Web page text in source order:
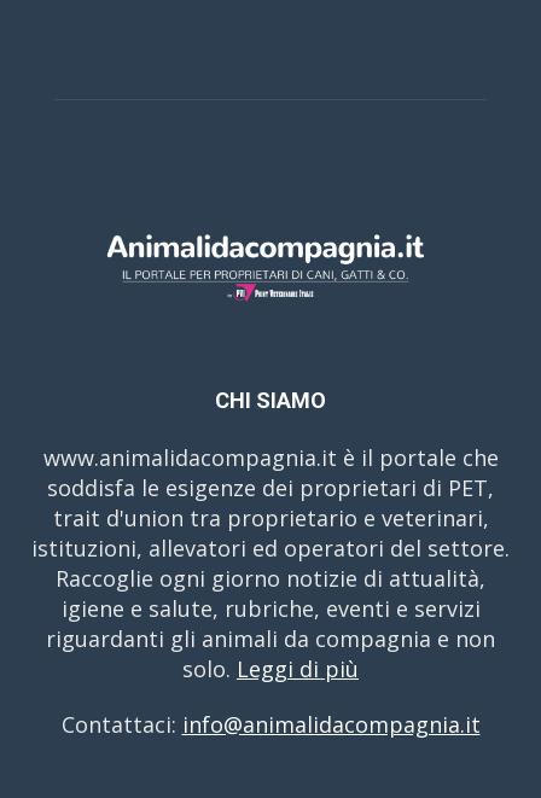
CHI SIAMO
www.animalidacompagnia.it è il portale che
soddisfa le esigenze dei proprietari di PET,
trait d'union tra proprietario e veterinari,
istituzioni, allevatori ed operatori del settore.
Raccoglie ogni giorno notizie di attualità,
igiene e salute, rubriche, eventi e servizi
riguardanti gli animali da compagnia e non
solo. Leggi di più
Contattaci: info@animalidacompagnia.it